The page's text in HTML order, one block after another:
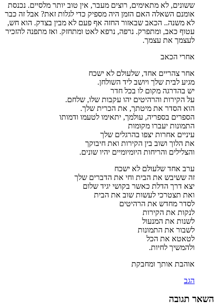
ששונים, לא מתאימים, רוצים מעבר, אין טוב יותר מלסיים. נכנסת
אומנם השאלה האם הזמן היה מספיק כדי לגלות זאת? אבל זה כבר
לא משנה.. הכאב שבאזור החזה אף פעם לא מבין בצדק. הוא חש,
עטוף כאב, ומתפרק. נרפה, נרפא לאט ומתחזק. ואז מתפנה להזכיר
לעצמך את עצמך.
אחרי הכאב
אחר צהריים אחד, שלעולם לא ישכח
מגיע לבית שלך ויושב ליד השולחן.
יש בהדרגה מקום לו בכל חדר
על הקירות והרהיטים יהו עקבות שלו, שלחם.
הוא הסדר את מיטתך, את הכרית שלך.
הספרים בספריה, עולמך, יתאימו לטעמו ודמותו
התמונות יעברו מקומות
עיניים אחרות יצפו בהרגלים שלך
את הלוך ושוב בין הקירות ואת חיבוקך
והצלילים והריחות היומיומיים יהיו שונים.
ערב אחד שלעולם לא ישכח
זה ששיבש את הבית וחי את הדברים שלך
יצא דרך הדלת כאשר בקושי יגיד שלום
ואת תצטרכי לעשות שוב את הבית
לסדר מחדש את הרהיטים
לנקות את הקירות
לשנות את המנעול
לשבור את התמונות
לטאטא את הכל
ולהמשיך לחיות.
אוהבת אותך ומחבקת
הגב
השאר תגובה